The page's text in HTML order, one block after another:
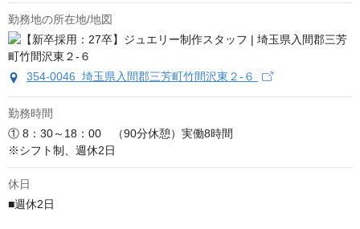
勤務地の所在地/地図
354-0046 埼玉県入間郡三芳町竹間沢東２-６
勤務時間
① 8：30～18：00　（90分休憩）実働8時間
※シフト制、週休2日
休日
■週休2日